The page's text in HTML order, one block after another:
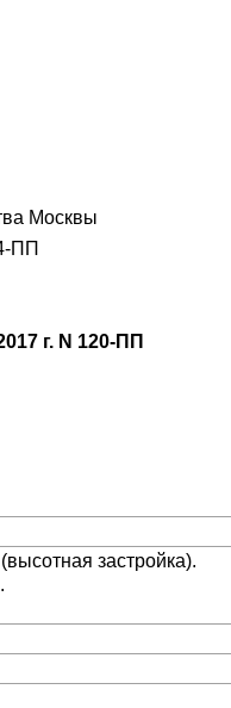
Москвы
ПП
г. N 120-ПП
застройка).